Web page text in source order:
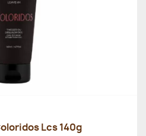
Lcs 140g